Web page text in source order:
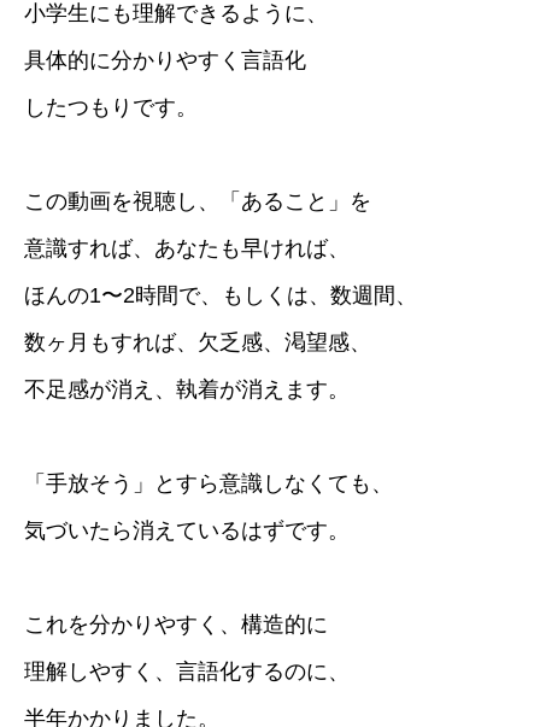
小学生にも理解できるように、
具体的に分かりやすく言語化
したつもりです。
この動画を視聴し、「あること」を
意識すれば、あなたも早ければ、
ほんの1〜2時間で、もしくは、数週間、
数ヶ月もすれば、欠乏感、渇望感、
不足感が消え、執着が消えます。
「手放そう」とすら意識しなくても、
気づいたら消えているはずです。
これを分かりやすく、構造的に
理解しやすく、言語化するのに、
半年かかりました。